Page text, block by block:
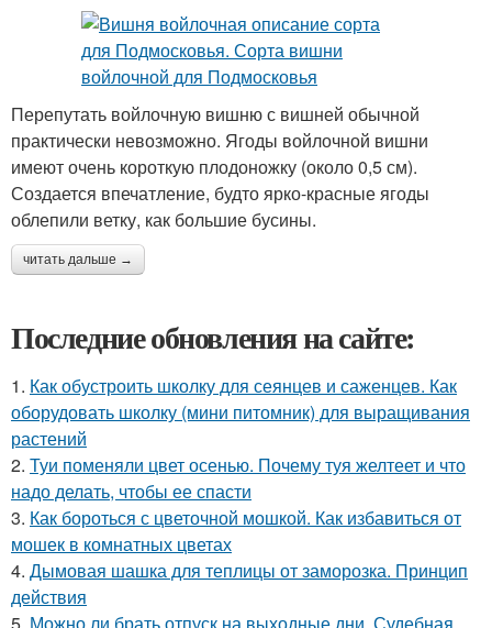
Перепутать войлочную вишню с вишней обычной
практически невозможно. Ягоды войлочной вишни
имеют очень короткую плодоножку (около 0,5 см).
Создается впечатление, будто ярко-красные ягоды
облепили ветку, как большие бусины.
читать дальше →
Последние обновления на сайте:
1. Как обустроить школку для сеянцев и саженцев. Как
оборудовать школку (мини питомник) для выращивания
растений
2. Туи поменяли цвет осенью. Почему туя желтеет и что
надо делать, чтобы ее спасти
3. Как бороться с цветочной мошкой. Как избавиться от
мошек в комнатных цветах
4. Дымовая шашка для теплицы от заморозка. Принцип
действия